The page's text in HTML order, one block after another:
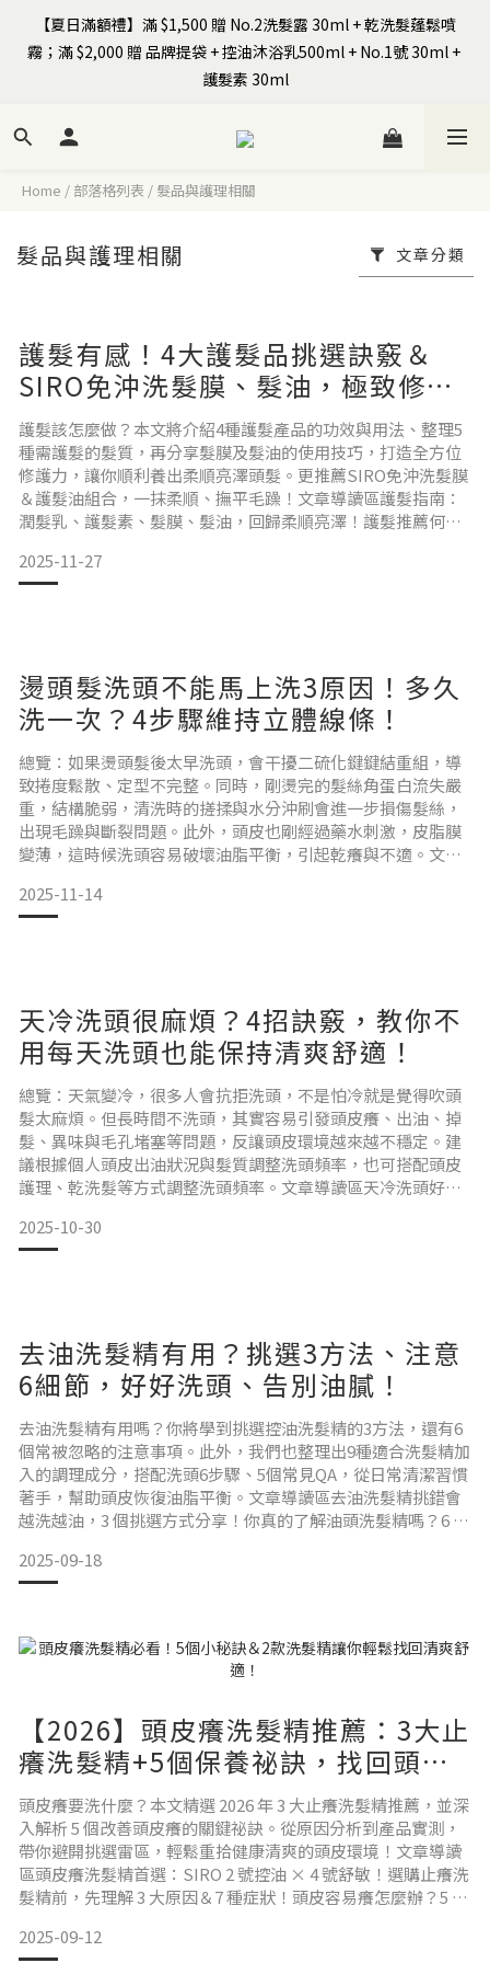
全館$799免運｜註冊SIRO會員領首購免運券+$100元購物金
【夏日滿額禮】滿 $1,500 贈 No.2洗髮露 30ml + 乾洗髮蓬鬆噴
霧；滿 $2,000 贈 品牌提袋 + 控油沐浴乳500ml + No.1號 30ml +
護髮素 30ml
【Happy Father's Day】8/7-8/9 全站以LINE Pay／信用卡結帳享
全館$799免運｜註冊SIRO會員領首購免運券+$100元購物金
Home / 部落格列表 / 髮品與護理相關
髮品與護理相關 文章分類
護髮有感！4大護髮品挑選訣竅＆
SIRO免沖洗髮膜、髮油，極致修
護！
護髮該怎麼做？本文將介紹4種護髮產品的功效與用法、整理5
種需護髮的髮質，再分享髮膜及髮油的使用技巧，打造全方位
修護力，讓你順利養出柔順亮澤頭髮。更推薦SIRO免沖洗髮膜
＆護髮油組合，一抹柔順、撫平毛躁！文章導讀區護髮指南：
潤髮乳、護髮素、髮膜、髮油，回歸柔順亮澤！護髮推薦何時
油搭配修護，打造全效修護！髮膜推薦 SIRO 最有感！小雛菊
髮油 x 羽絲絨髮膜，柔順光澤一整天！護髮指南：潤髮乳、護
2025-11-27
燙頭髮洗頭不能馬上洗3原因！多久
洗一次？4步驟維持立體線條！
總覽：如果燙頭髮後太早洗頭，會干擾二硫化鍵鍵結重組，導
致捲度鬆散、定型不完整。同時，剛燙完的髮絲角蛋白流失嚴
重，結構脆弱，清洗時的搓揉與水分沖刷會進一步損傷髮絲，
出現毛躁與斷裂問題。此外，頭皮也剛經過藥水刺激，皮脂膜
變薄，這時候洗頭容易破壞油脂平衡，引起乾癢與不適。文章
洗！燙髮後多久可以洗頭，4 種頭皮狀況不同，建議時間不一
樣！燙頭髮可以維持多久？4 個簡單方式，捲度持久卡毛躁！
2025-11-14
天冷洗頭很麻煩？4招訣竅，教你不
用每天洗頭也能保持清爽舒適！
總覽：天氣變冷，很多人會抗拒洗頭，不是怕冷就是覺得吹頭
髮太麻煩。但長時間不洗頭，其實容易引發頭皮癢、出油、掉
髮、異味與毛孔堵塞等問題，反讓頭皮環境越來越不穩定。建
議根據個人頭皮出油狀況與髮質調整洗頭頻率，也可搭配頭皮
護理、乾洗髮等方式調整洗頭頻率。文章導讀區天冷洗頭好麻
頻率讓頭皮狀態來決定！天冷洗頭總是懶？學會 4 招保養訣
竅，立刻拉長洗髮週期！天冷洗頭好痛苦？推薦 SIRO 乾洗髮
2025-10-30
去油洗髮精有用？挑選3方法、注意
6細節，好好洗頭、告別油膩！
去油洗髮精有用嗎？你將學到挑選控油洗髮精的3方法，還有6
個常被忽略的注意事項。此外，我們也整理出9種適合洗髮精加
入的調理成分，搭配洗頭6步驟、5個常見QA，從日常清潔習慣
著手，幫助頭皮恢復油脂平衡。文章導讀區去油洗髮精挑錯會
越洗越油，3 個挑選方式分享！你真的了解油頭洗髮精嗎？6 個
髮精推薦這 9 種調理配方！油性洗髮精配合洗頭 6 步驟，穩定
頭皮不出油！控油洗髮精真的有用嗎？5 個常見疑問一次解
2025-09-18
【2026】頭皮癢洗髮精推薦：3大止
癢洗髮精+5個保養祕訣，找回頭皮
清爽！
頭皮癢要洗什麼？本文精選 2026 年 3 大止癢洗髮精推薦，並深
入解析 5 個改善頭皮癢的關鍵祕訣。從原因分析到產品實測，
帶你避開挑選雷區，輕鬆重拾健康清爽的頭皮環境！文章導讀
區頭皮癢洗髮精首選：SIRO 2 號控油 × 4 號舒敏！選購止癢洗
髮精前，先理解 3 大原因＆7 種症狀！頭皮容易癢怎麼辦？5 個
控油 × 4 號舒敏！（一）油膩、頭皮癢：SIRO 2 號頁岩萃取控
2025-09-12